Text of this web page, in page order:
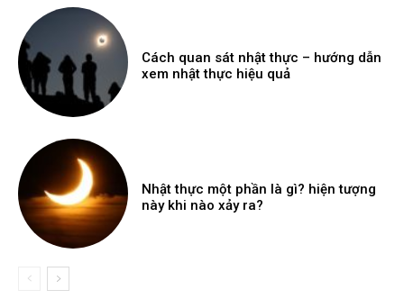
Cách quan sát nhật thực – hướng dẫn
xem nhật thực hiệu quả
Nhật thực một phần là gì? hiện tượng
này khi nào xảy ra?